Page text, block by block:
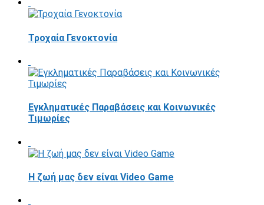
Τροχαία Γενοκτονία
Εγκληματικές Παραβάσεις και Κοινωνικές
Τιμωρίες
Η ζωή μας δεν είναι Video Game